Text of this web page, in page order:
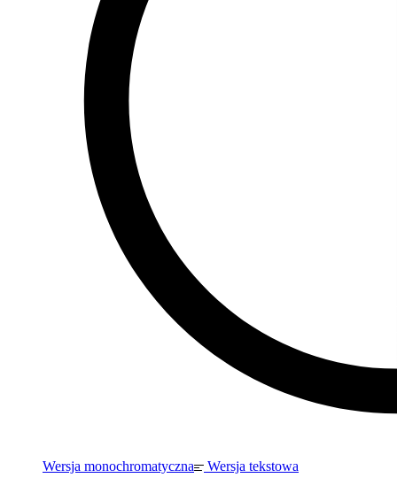
Wersja monochromatyczna Wersja tekstowa